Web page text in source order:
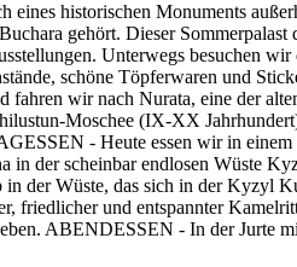
eines historischen Monuments
gehört. Dieser Sommerpalast
Unterwegs besuchen
schöne Töpferwaren und
fahren wir nach Nurata, eine der
Moschee (IX-XX
- Heute essen wir in einem
in der scheinbar endlosen Wüste
der Wüste, das sich in der Kyzyl
friedlicher und entspannter
ABENDESSEN - In der Jurte